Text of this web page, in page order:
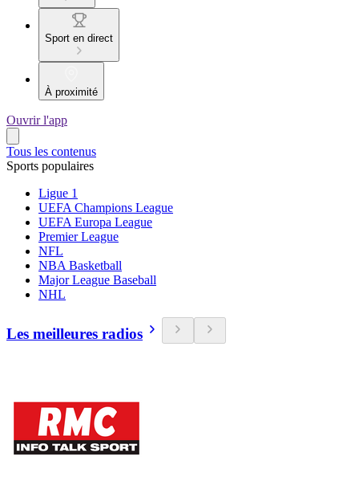
Sport en direct
À proximité
Ouvrir l'app
Tous les contenus
Sports populaires
Ligue 1
UEFA Champions League
UEFA Europa League
Premier League
NFL
NBA Basketball
Major League Baseball
NHL
Les meilleures radios